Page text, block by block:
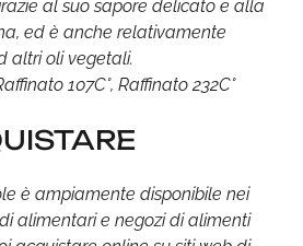
al suo sapore delicato e alla
ed è anche relativamente
altri oli vegetali.
107C°, Raffinato 232C°
è ampiamente disponibile nei
alimentari e negozi di alimenti